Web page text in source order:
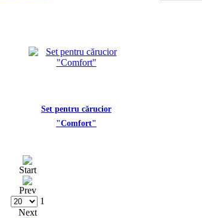
Set pentru cărucior
"Comfort"
Start
Prev
1
Next